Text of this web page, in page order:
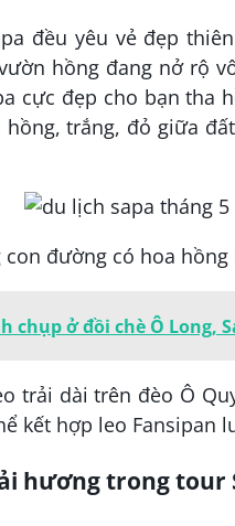
đều yêu vẻ đẹp
hồng đang nở rộ
cực đẹp cho bạn tha
trắng, đỏ giữa
đường có hoa
chụp ở đồi chè Ô Long,
trải dài trên đèo Ô
kết hợp leo Fansipan
hương trong tour